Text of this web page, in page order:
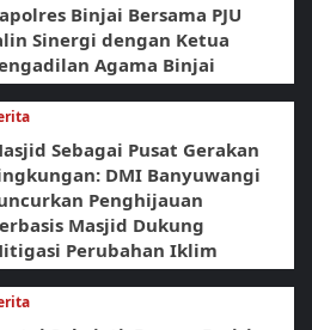
Binjai Bersama PJU
Sinergi dengan Ketua
Agama Binjai
Sebagai Pusat Gerakan
DMI Banyuwangi
Penghijauan
Masjid Dukung
Perubahan Iklim